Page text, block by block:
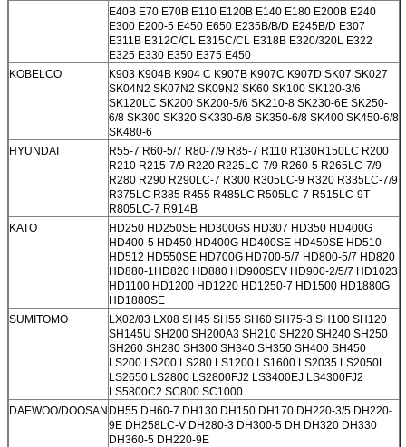
E40B E70 E70B E110 E120B E140 E180 E200B E240
E300 E200-5 E450 E650 E235B/B/D E245B/D E307
E311B E312C/CL E315C/CL E318B E320/320L E322
E325 E330 E350 E375 E450
KOBELCO
K903 K904B K904 C K907B K907C K907D SK07 SK027
SK04N2 SK07N2 SK09N2 SK60 SK100 SK120-3/6
SK120LC SK200 SK200-5/6 SK210-8 SK230-6E SK250-
6/8 SK300 SK320 SK330-6/8 SK350-6/8 SK400 SK450-6/8
SK480-6
HYUNDAI
R55-7 R60-5/7 R80-7/9 R85-7 R110 R130R150LC R200
R210 R215-7/9 R220 R225LC-7/9 R260-5 R265LC-7/9
R280 R290 R290LC-7 R300 R305LC-9 R320 R335LC-7/9
R375LC R385 R455 R485LC R505LC-7 R515LC-9T
R805LC-7 R914B
KATO
HD250 HD250SE HD300GS HD307 HD350 HD400G
HD400-5 HD450 HD400G HD400SE HD450SE HD510
HD512 HD550SE HD700G HD700-5/7 HD800-5/7 HD820
HD880-1HD820 HD880 HD900SEV HD900-2/5/7 HD1023
HD1100 HD1200 HD1220 HD1250-7 HD1500 HD1880G
HD1880SE
SUMITOMO
LX02/03 LX08 SH45 SH55 SH60 SH75-3 SH100 SH120
SH145U SH200 SH200A3 SH210 SH220 SH240 SH250
SH260 SH280 SH300 SH340 SH350 SH400 SH450
LS200 LS200 LS280 LS1200 LS1600 LS2035 LS2050L
LS2650 LS2800 LS2800FJ2 LS3400EJ LS4300FJ2
LS5800C2 SC800 SC1000
DAEWOO/DOOSAN DH55 DH60-7 DH130 DH150 DH170 DH220-3/5 DH220-
9E DH258LC-V DH280-3 DH300-5 DH DH320 DH330
DH360-5 DH220-9E